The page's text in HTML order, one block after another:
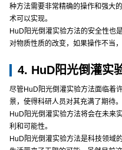
种方法需要非常精确的操作和强大
术可以实现。
HuD阳光倒灌实验方法的安全性也
对物质性质的改变，如果操作不当
4. HuD阳光倒灌实
尽管HuD阳光倒灌实验方法面临着
景，使得科研人员对其充满了期待
HuD阳光倒灌实验方法将会在未来
利和可能性。
HuD阳光倒灌实验方法是科技领域